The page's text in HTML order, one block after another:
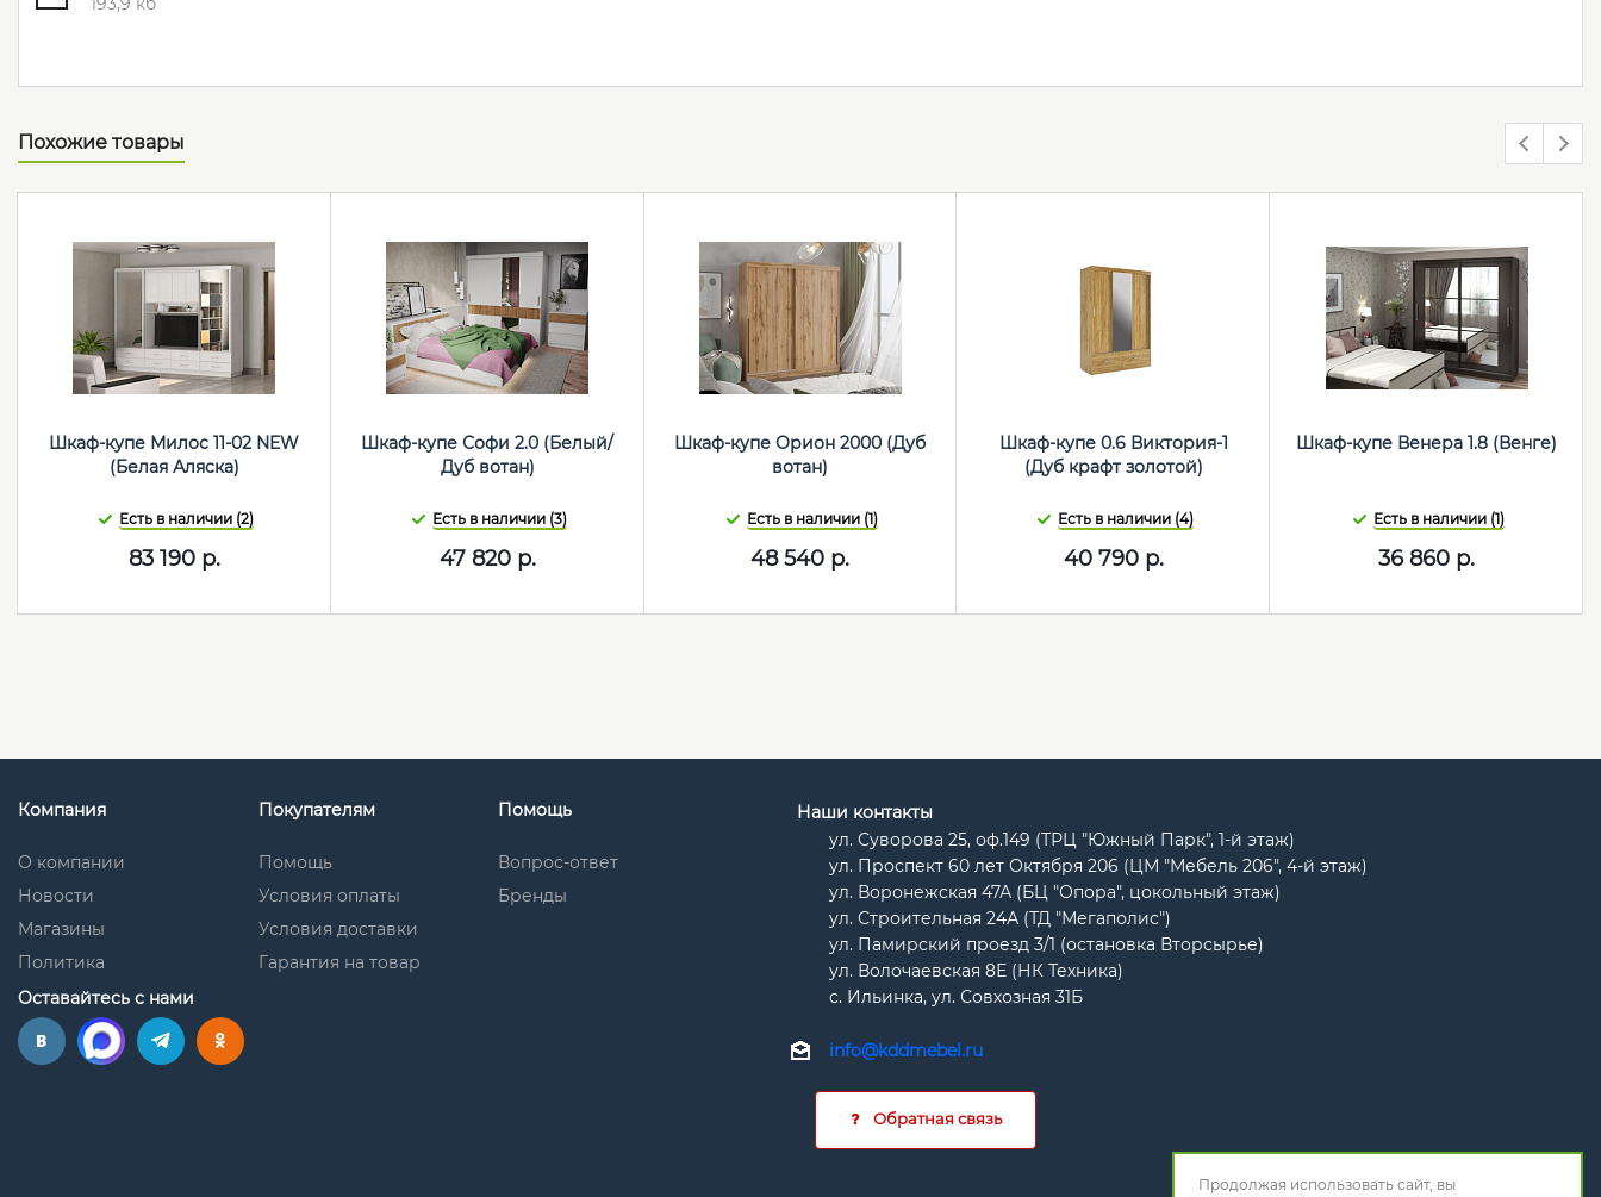
Похожие товары
Шкаф-купе Милос 11-02 NEW
(Белая Аляска)
Есть в наличии (2)
83 190р.
Шкаф-купе Софи 2.0 (Белый/
Дуб вотан)
Есть в наличии (3)
47 820р.
Шкаф-купе Орион 2000 (Дуб
вотан)
Есть в наличии (1)
48 540 р.
Шкаф-купе 0.6 Виктория-1
(Дуб крафт золотой)
Есть в наличии (4)
40 790р.
Шкаф-купе Венера 1.8 (Венге)
Есть в наличии (1)
36 860 р.
Компания
О компании
Новости
Магазины
Политика
Покупателям
Помощь
Условия оплаты
Условия доставки
Гарантия на товар
Помощь
Вопрос-ответ
Бренды
Оставайтесь с нами
Наши контакты
ул. Суворова 25, оф.149 (ТРЦ "Южный Парк", 1-й этаж)
ул. Проспект 60 лет Октября 206 (ЦМ "Мебель 206", 4-й этаж)
ул. Воронежская 47А (БЦ "Опора", цокольный этаж)
ул. Строительная 24А (ТД "Мегаполис")
ул. Памирский проезд 3/1 (остановка Вторсырье)
ул. Волочаевская 8Е (НК Техника)
с. Ильинка, ул. Совхозная 31Б
info@kddmebel.ru
Обратная связь
Продолжая использовать сайт, вы